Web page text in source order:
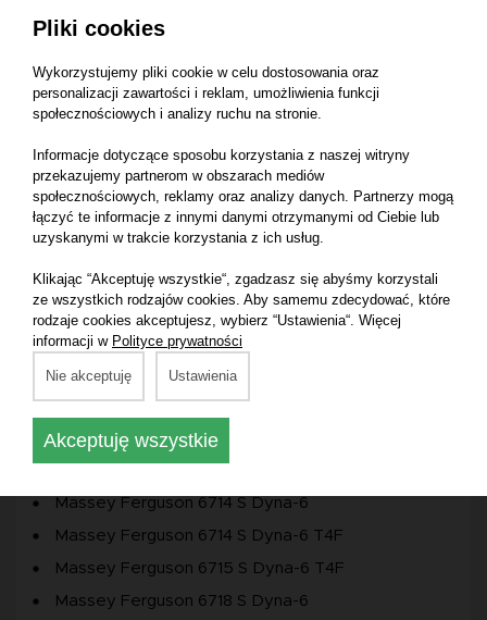
Massey Ferguson 7719 S Dyna-VT T5
Massey Ferguson 8732
Massey Ferguson 7720 Dyna-6
Massey Ferguson 7724 Dyna-6
Massey Ferguson 7720 Dyna-VT
Massey Ferguson 7724 Dyna-VT
Massey Ferguson 7726 Dyna-VT
Massey Ferguson 7715 Dyna-6
Massey Ferguson 7715 Dyna-VT
Massey Ferguson 6712 S Dyna-4
Massey Ferguson 6715 S Dyna-4 T4F
Massey Ferguson 6714 S Dyna-6
Massey Ferguson 6714 S Dyna-6 T4F
Massey Ferguson 6715 S Dyna-6 T4F
Massey Ferguson 6718 S Dyna-6
Pliki cookies
Wykorzystujemy pliki cookie w celu dostosowania oraz
personalizacji zawartości i reklam, umożliwienia funkcji
społecznościowych i analizy ruchu na stronie.
Informacje dotyczące sposobu korzystania z naszej witryny
przekazujemy partnerom w obszarach mediów
społecznościowych, reklamy oraz analizy danych. Partnerzy mogą
łączyć te informacje z innymi danymi otrzymanymi od Ciebie lub
uzyskanymi w trakcie korzystania z ich usług.
Klikając “Akceptuję wszystkie“, zgadzasz się abyśmy korzystali
ze wszystkich rodzajów cookies. Aby samemu zdecydować, które
rodzaje cookies akceptujesz, wybierz “Ustawienia“. Więcej
informacji w Polityce prywatności
Nie akceptuję Ustawienia
Akceptuję wszystkie